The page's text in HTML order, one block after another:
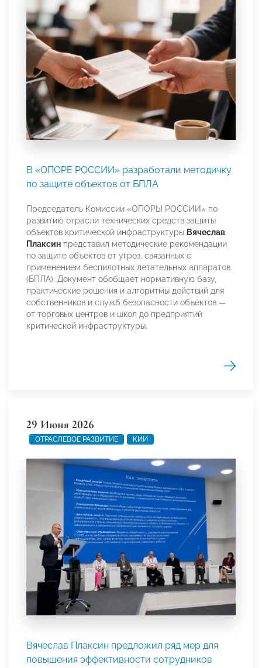
В «ОПОРЕ РОССИИ» разработали методичку
по защите объектов от БПЛА
Председатель Комиссии «ОПОРЫ РОССИИ» по
развитию отрасли технических средств защиты
объектов критической инфраструктуры Вячеслав
Плаксин представил методические рекомендации
по защите объектов от угроз, связанных с
применением беспилотных летательных аппаратов
(БПЛА). Документ обобщает нормативную базу,
практические решения и алгоритмы действий для
собственников и служб безопасности объектов —
от торговых центров и школ до предприятий
критической инфраструктуры.
29 Июня 2026
ОТРАСЛЕВОЕ РАЗВИТИЕ КИИ
Вячеслав Плаксин предложил ряд мер для
повышения эффективности сотрудников